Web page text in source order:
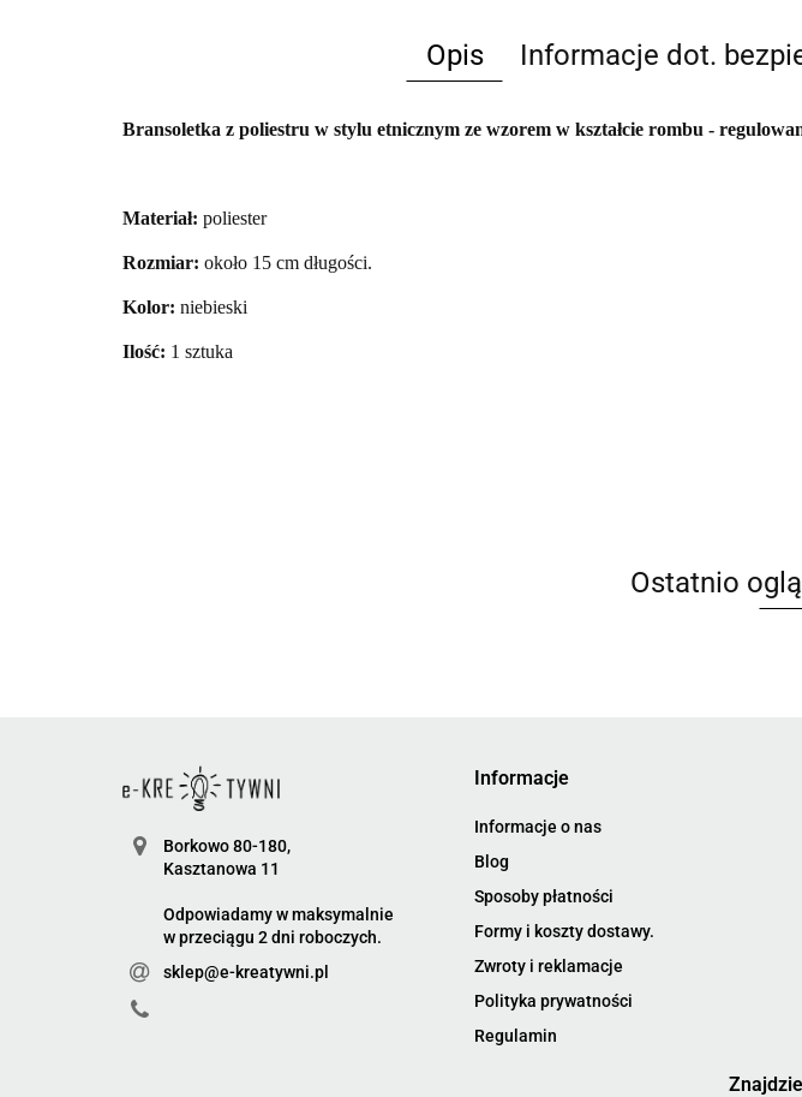
Opis Informacje dot.
Bransoletka z poliestru w stylu etnicznym ze wzorem w kształcie rombu -
Materiał: poliester
Rozmiar: około 15 cm długości.
Kolor: niebieski
Ilość: 1 sztuka
Ostatnio
Borkowo 80-180,
Kasztanowa 11
Odpowiadamy w maksymalnie
w przeciągu 2 dni roboczych.
sklep@e-kreatywni.pl
Informacje
Informacje o nas
Blog
Sposoby płatności
Formy i koszty dostawy.
Zwroty i reklamacje
Polityka prywatności
Regulamin